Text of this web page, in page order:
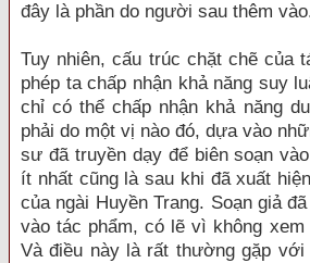
đây là phần do người sau thêm
Tuy nhiên, cấu trúc chặt chẽ của
phép ta chấp nhận khả năng suy
chỉ có thể chấp nhận khả năng
phải do một vị nào đó, dựa vào
sư đã truyền dạy để biên soạn
ít nhất cũng là sau khi đã xuất
của ngài Huyền Trang. Soạn giả
vào tác phẩm, có lẽ vì không
Và điều này là rất thường gặp